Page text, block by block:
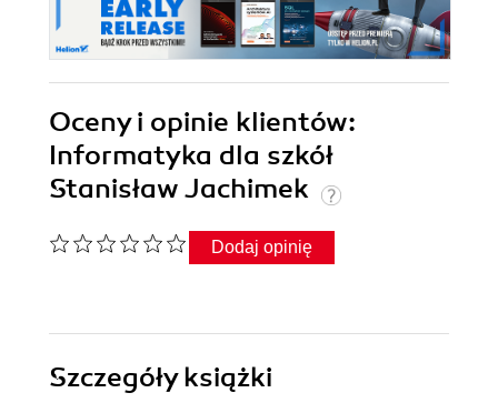
Oceny i opinie klientów:
Informatyka dla szkół
Stanisław Jachimek
Dodaj opinię
Szczegółyksiążki